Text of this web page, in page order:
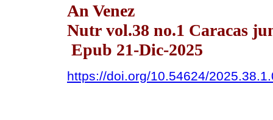
An Venez
Nutr vol.38 no.1 Caracas
Epub 21-Dic-2025
https://doi.org/10.54624/